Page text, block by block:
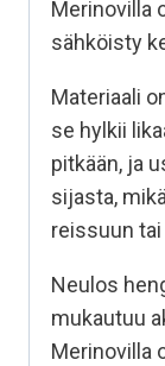
Merinovilla
sähköisty
Materiaali
se hylkii
pitkään, ja
sijasta,
reissuun
Neulos
mukautuu
Merinovilla